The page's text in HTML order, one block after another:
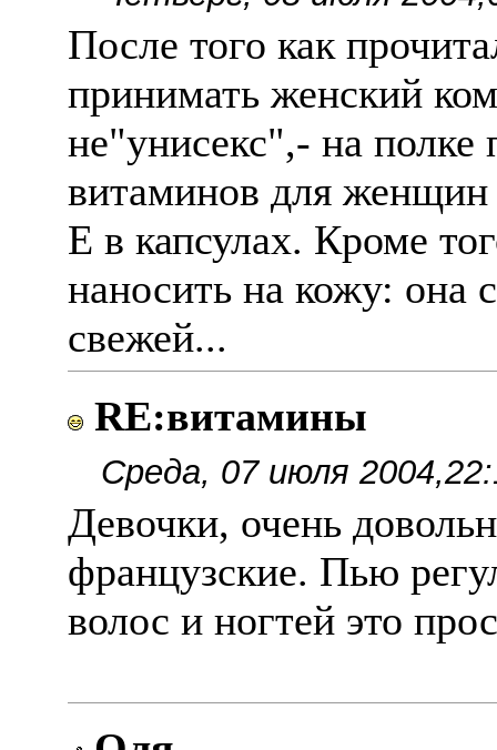
После того как
принимать женский
не"унисекс",- на полке
витаминов для
Е в капсулах. Кроме
наносить на кожу: она
свежей...
RE:витамины
Среда, 07 июля
Девочки, очень
французские. Пью
волос и ногтей это